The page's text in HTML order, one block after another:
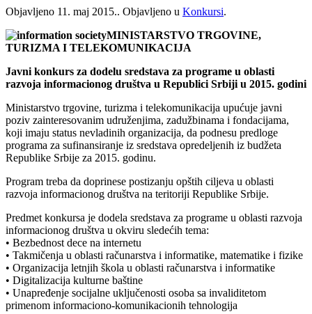
Objavljeno 11. maj 2015.. Objavljeno u Konkursi.
MINISTARSTVO TRGOVINE,
TURIZMA I TELEKOMUNIKACIJA
Javni konkurs za dodelu sredstava za programe u oblasti
razvoja informacionog društva u Republici Srbiji u 2015. godini
Ministarstvo trgovine, turizma i telekomunikacija upućuje javni
poziv zainteresovanim udruženjima, zadužbinama i fondacijama,
koji imaju status nevladinih organizacija, da podnesu predloge
programa za sufinansiranje iz sredstava opredeljenih iz budžeta
Republike Srbije za 2015. godinu.
Program treba da doprinese postizanju opštih ciljeva u oblasti
razvoja informacionog društva na teritoriji Republike Srbije.
Predmet konkursa je dodela sredstava za programe u oblasti razvoja
informacionog društva u okviru sledećih tema:
• Bezbednost dece na internetu
• Takmičenja u oblasti računarstva i informatike, matematike i fizike
• Organizacija letnjih škola u oblasti računarstva i informatike
• Digitalizacija kulturne baštine
• Unapređenje socijalne uključenosti osoba sa invaliditetom
primenom informaciono-komunikacionih tehnologija